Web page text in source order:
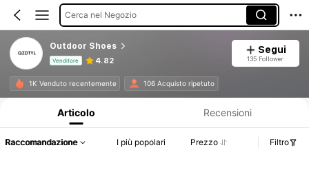
Cerca nel Negozio
Outdoor Shoes
Venditore 4.82
Segui
135 Follower
1K Venduto recentemente 106 Acquisto ripetuto
Articolo Recensioni
Raccomandazione I più popolari Prezzo Filtro